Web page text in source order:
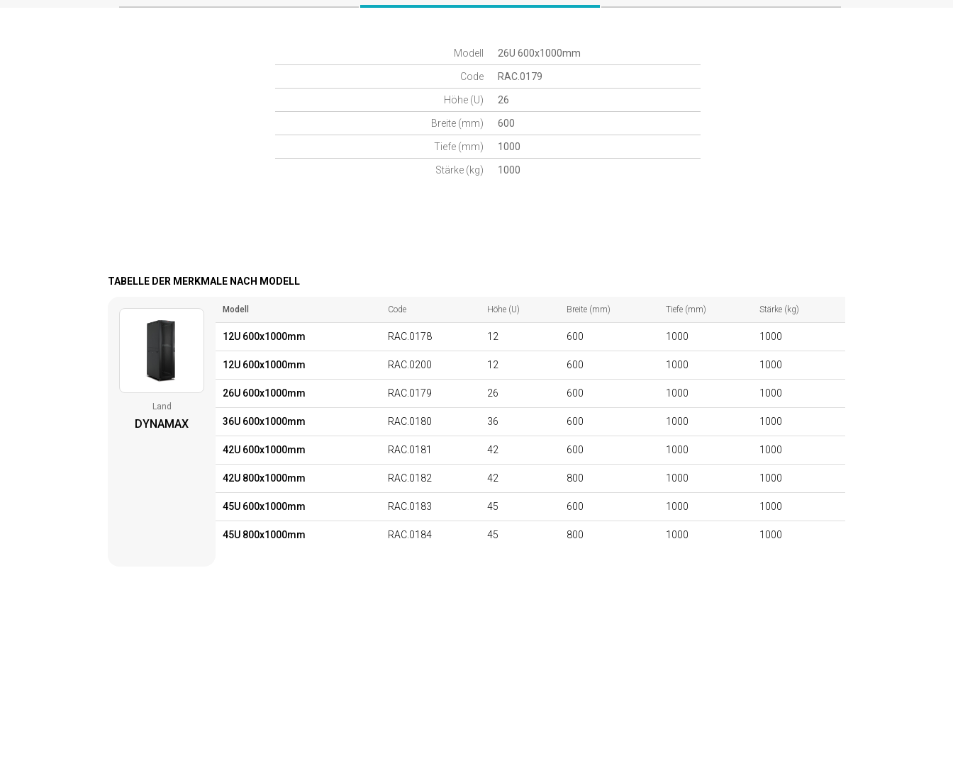
Modell 26U 600x1000mm
Code RAC.0179
Höhe (U) 26
Breite (mm) 600
Tiefe (mm) 1000
Stärke (kg) 1000
TABELLE DER MERKMALE NACH MODELL
Land
DYNAMAX
Modell Code Höhe (U) Breite (mm) Tiefe (mm) Stärke (kg)
12U 600x1000mm RAC.0178 12 600 1000 1000
12U 600x1000mm RAC.0200 12 600 1000 1000
26U 600x1000mm RAC.0179 26 600 1000 1000
36U 600x1000mm RAC.0180 36 600 1000 1000
42U 600x1000mm RAC.0181 42 600 1000 1000
42U 800x1000mm RAC.0182 42 800 1000 1000
45U 600x1000mm RAC.0183 45 600 1000 1000
45U 800x1000mm RAC.0184 45 800 1000 1000